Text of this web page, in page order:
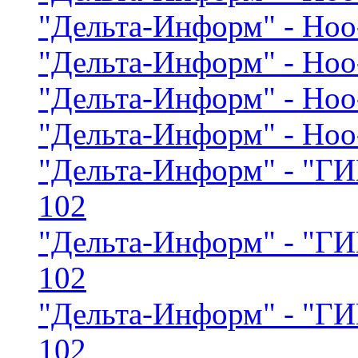
"Дельта-Информ" -
"Дельта-Информ" -
"Дельта-Информ" -
"Дельта-Информ" -
"Дельта-Информ" -
102
"Дельта-Информ" -
102
"Дельта-Информ" -
102